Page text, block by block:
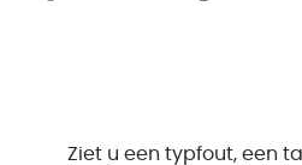
Ziet u een typfout, een